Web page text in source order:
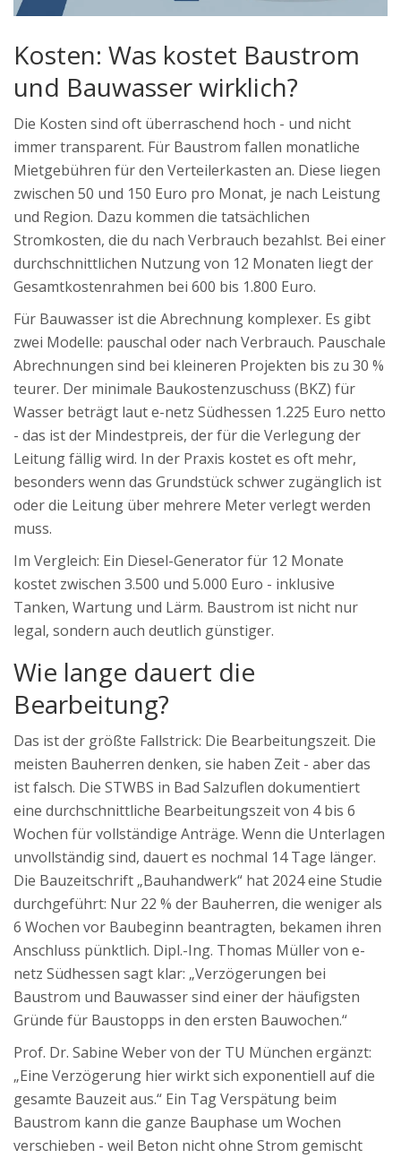
Kosten: Was kostet Baustrom
und Bauwasser wirklich?
Die Kosten sind oft überraschend hoch - und nicht
immer transparent. Für Baustrom fallen monatliche
Mietgebühren für den Verteilerkasten an. Diese liegen
zwischen 50 und 150 Euro pro Monat, je nach Leistung
und Region. Dazu kommen die tatsächlichen
Stromkosten, die du nach Verbrauch bezahlst. Bei einer
durchschnittlichen Nutzung von 12 Monaten liegt der
Gesamtkostenrahmen bei 600 bis 1.800 Euro.
Für Bauwasser ist die Abrechnung komplexer. Es gibt
zwei Modelle: pauschal oder nach Verbrauch. Pauschale
Abrechnungen sind bei kleineren Projekten bis zu 30 %
teurer. Der minimale Baukostenzuschuss (BKZ) für
Wasser beträgt laut e-netz Südhessen 1.225 Euro netto
- das ist der Mindestpreis, der für die Verlegung der
Leitung fällig wird. In der Praxis kostet es oft mehr,
besonders wenn das Grundstück schwer zugänglich ist
oder die Leitung über mehrere Meter verlegt werden
muss.
Im Vergleich: Ein Diesel-Generator für 12 Monate
kostet zwischen 3.500 und 5.000 Euro - inklusive
Tanken, Wartung und Lärm. Baustrom ist nicht nur
legal, sondern auch deutlich günstiger.
Wie lange dauert die
Bearbeitung?
Das ist der größte Fallstrick: Die Bearbeitungszeit. Die
meisten Bauherren denken, sie haben Zeit - aber das
ist falsch. Die STWBS in Bad Salzuflen dokumentiert
eine durchschnittliche Bearbeitungszeit von 4 bis 6
Wochen für vollständige Anträge. Wenn die Unterlagen
unvollständig sind, dauert es nochmal 14 Tage länger.
Die Bauzeitschrift „Bauhandwerk“ hat 2024 eine Studie
durchgeführt: Nur 22 % der Bauherren, die weniger als
6 Wochen vor Baubeginn beantragten, bekamen ihren
Anschluss pünktlich. Dipl.-Ing. Thomas Müller von e-
netz Südhessen sagt klar: „Verzögerungen bei
Baustrom und Bauwasser sind einer der häufigsten
Gründe für Baustopps in den ersten Bauwochen.“
Prof. Dr. Sabine Weber von der TU München ergänzt:
„Eine Verzögerung hier wirkt sich exponentiell auf die
gesamte Bauzeit aus.“ Ein Tag Verspätung beim
Baustrom kann die ganze Bauphase um Wochen
verschieben - weil Beton nicht ohne Strom gemischt